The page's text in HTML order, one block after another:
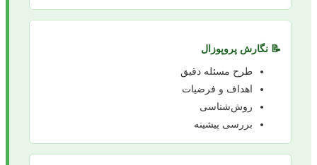
📝 نگارش پروپوزال
طرح مسئله دقیق
اهداف و فرضیات
روش‌شناسی
بررسی پیشینه